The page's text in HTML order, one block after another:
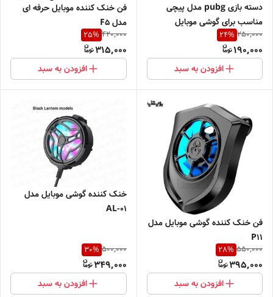
دسته بازی pubg مدل پیچی
مناسب برای گوشی موبایل
250,000
24%
190,000
افزودن به سبد
فن خنک کننده موبایل حرفه ای
مدل F5
420,000
25%
315,000
افزودن به سبد
فن خنک کننده گوشی موبایل مدل
P11
550,000
28%
395,000
افزودن به سبد
خنک کننده گوشی موبایل مدل
AL-01
500,000
30%
349,000
افزودن به سبد